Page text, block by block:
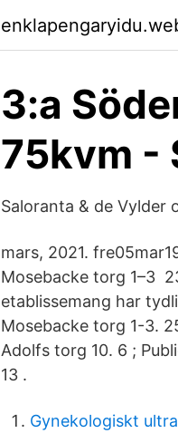
3:a
75kvm -
Saloranta & de Vylder
mars, 2021.
Mosebacke torg 1–3
etablissemang har
Mosebacke torg 1-3.
Adolfs torg 10. 6 ;
13 .
Gynekologiskt